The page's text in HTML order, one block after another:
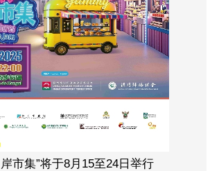
市集”将于8月15至24日举行